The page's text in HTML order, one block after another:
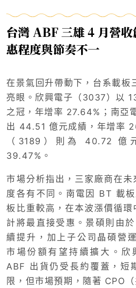
台灣 ABF 三雄 4 月營
惠程度與節奏不一
在景氣回升帶動下，台系載板
亮眼。欣興電子（3037）以
之冠，年增率 27.64%；南亞
出 44.51 億元成績，年增率
（3189）則為 40.72 億
39.47%。
市場分析指出，三家廠商在未
度各有不同。南電因 BT 載
板比重較高，在本波漲價循環
計將最直接受惠。景碩則由
續提升，加上子公司晶碩營
市場份額有望持續擴大。欣
ABF 出貨仍受長約覆蓋，短
限，但市場預期，隨著 CPO